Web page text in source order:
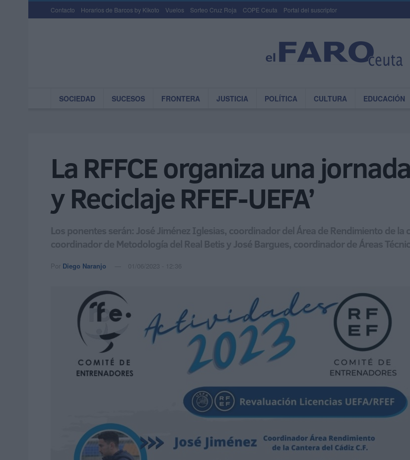
Contacto Horarios de Barcos by Kikoto Vuelos Sorteo Cruz Roja COPE Ceuta Portal del suscriptor
SOCIEDAD SUCESOS FRONTERA JUSTICIA POLÍTICA CULTURA EDUCACIÓN
La RFFCE organiza una
y Reciclaje RFEF-UEFA’
Los ponentes serán: José Jiménez Iglesias, coordinador del Área de Rendimiento de la
coordinador de Metodología del Real Betis y José Bargues, coordinador de Áreas
Por Diego Naranjo 01/06/2023 - 12:36